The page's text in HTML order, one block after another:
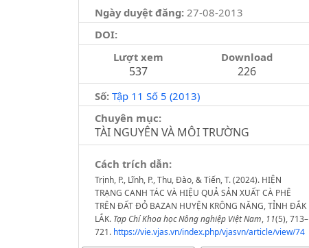
Ngày duyệt đăng:27-08-2013
DOI:
Lượt xem
537
Download
226
Số: Tập 11 Số 5 (2013)
Chuyên mục:
TÀI NGUYÊN VÀ MÔI TRƯỜNG
Cách trích dẫn:
Trịnh, P., Lĩnh, P., Thu, Đào, & Tiến, T. (2024). HIỆN
TRẠNG CANH TÁC VÀ HIỆU QUẢ SẢN XUẤT CÀ PHÊ
TRÊN ĐẤT ĐỎ BAZAN HUYỆN KRÔNG NĂNG, TỈNH ĐẮK
LẮK. Tạp Chí Khoa học Nông nghiệp Việt Nam, 11(5), 713–
721. https://vie.vjas.vn/index.php/vjasvn/article/view/74